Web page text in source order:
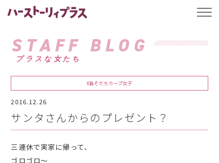
ハーストーリィプ
STAFF BLOG
プラスな女たち
#島そだちカープ女子
2016.12.26
サンタさんからのプレゼント？
三連休で実家に帰って、
ゴロゴロ～
t
l
g